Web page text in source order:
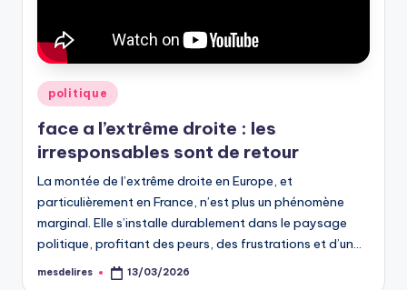
Posted
in
politique
face a l’extrême droite : les
irresponsables sont de retour
La montée de l’extrême droite en Europe, et
particulièrement en France, n’est plus un phénomène
marginal. Elle s’installe durablement dans le paysage
politique, profitant des peurs, des frustrations et d’un…
Posted
mesdelires 13/03/2026